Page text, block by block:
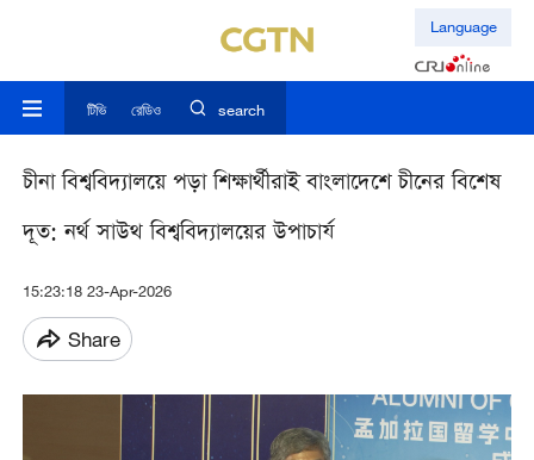
Language
টিভি রেডিও search
চীনা বিশ্ববিদ্যালয়ে পড়া শিক্ষার্থীরাই বাংলাদেশে চীনের বিশেষ
দূত: নর্থ সাউথ বিশ্ববিদ্যালয়ের উপাচার্য
15:23:18 23-Apr-2026
Share